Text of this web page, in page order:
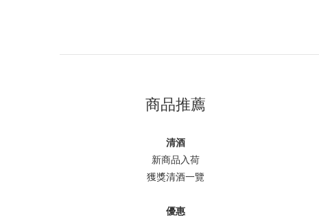
商品推薦
清酒
新商品入荷
獲獎清酒一覽
優惠